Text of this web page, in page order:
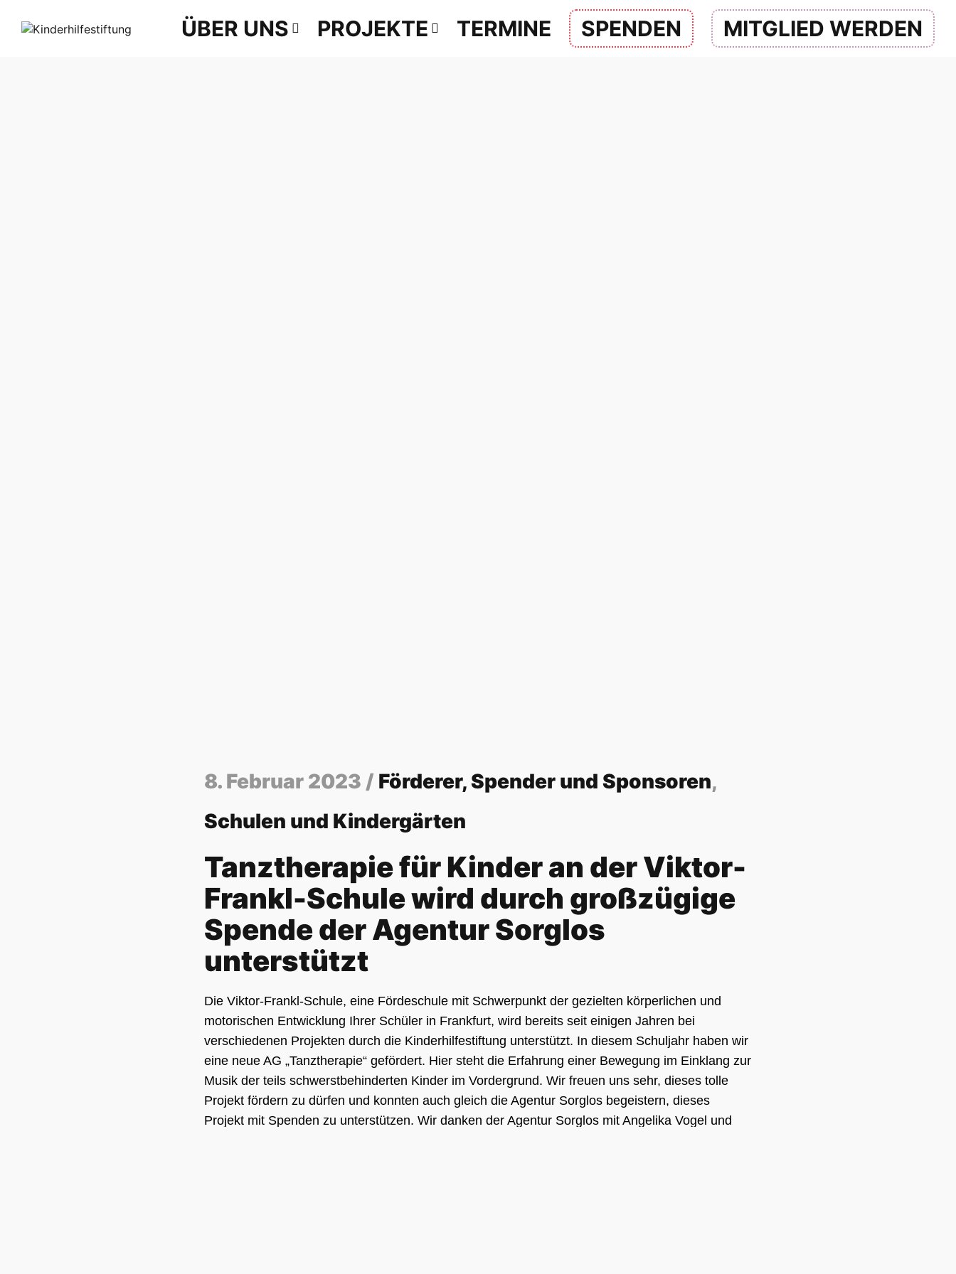
ÜBER UNS PROJEKTE TERMINE SPENDEN MITGLIED WERDEN
8. Februar 2023 / Förderer, Spender und Sponsoren,
Schulen und Kindergärten
Tanztherapie für Kinder an der Viktor-
Frankl-Schule wird durch großzügige
Spende der Agentur Sorglos
unterstützt
Die Viktor-Frankl-Schule, eine Fördeschule mit Schwerpunkt der gezielten körperlichen und
motorischen Entwicklung Ihrer Schüler in Frankfurt, wird bereits seit einigen Jahren bei
verschiedenen Projekten durch die Kinderhilfestiftung unterstützt. In diesem Schuljahr haben wir
eine neue AG „Tanztherapie“ gefördert. Hier steht die Erfahrung einer Bewegung im Einklang zur
Musik der teils schwerstbehinderten Kinder im Vordergrund. Wir freuen uns sehr, dieses tolle
Projekt fördern zu dürfen und konnten auch gleich die Agentur Sorglos begeistern, dieses
Projekt mit Spenden zu unterstützen. Wir danken der Agentur Sorglos mit Angelika Vogel und